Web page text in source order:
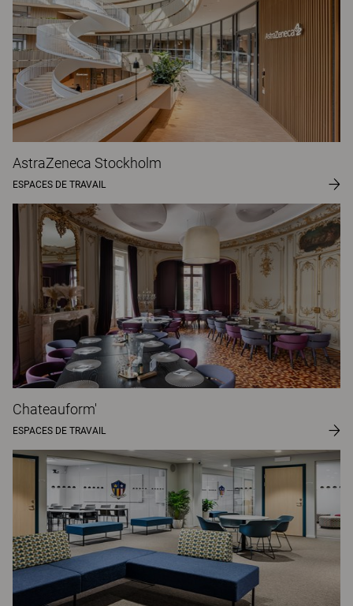
AstraZeneca Stockholm
ESPACES DE TRAVAIL
Chateauform'
ESPACES DE TRAVAIL